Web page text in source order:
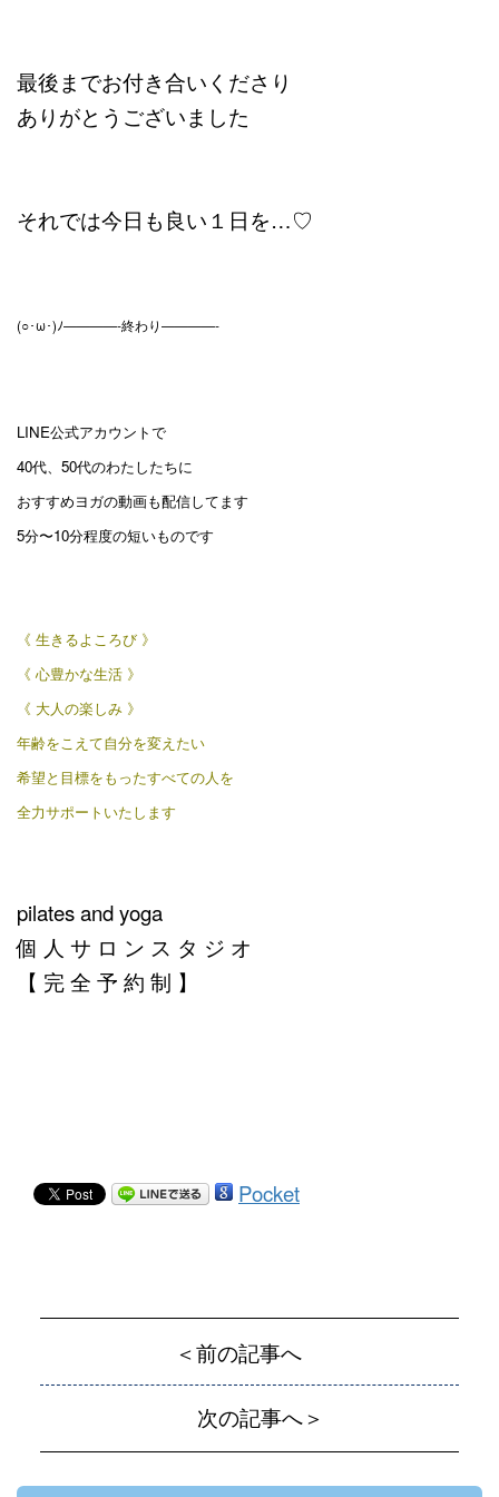
最後までお付き合いくださり
ありがとうございました
それでは今日も良い１日を…♡
(○･ω･)ﾉ————-終わり————-
LINE公式アカウントで
40代、50代のわたしたちに
おすすめヨガの動画も配信してます
5分〜10分程度の短いものです
《 生きるよころび 》
《 心豊かな生活 》
《 大人の楽しみ 》
年齢をこえて自分を変えたい
希望と目標をもったすべての人を
全力サポートいたします
pilates and yoga
個 人 サ ロ ン ス タ ジ オ
【 完 全 予 約 制 】
Pocket
＜前の記事へ
次の記事へ＞